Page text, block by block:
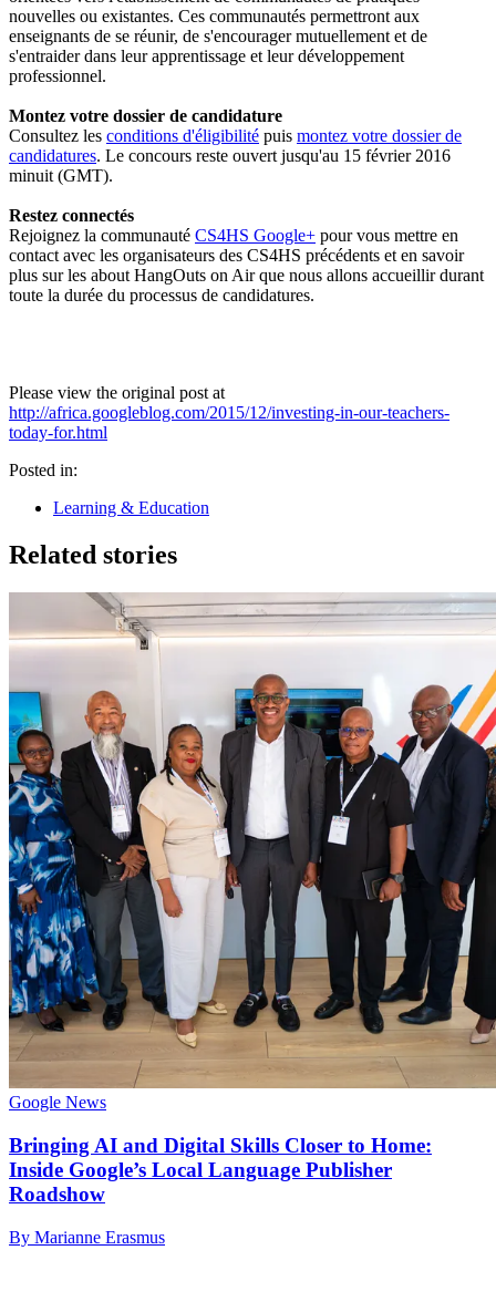
nouvelles ou existantes. Ces communautés permettront aux
enseignants de se réunir, de s'encourager mutuellement et de
s'entraider dans leur apprentissage et leur développement
professionnel.
Montez votre dossier de candidature
Consultez les conditions d'éligibilité puis montez votre dossier de
candidatures. Le concours reste ouvert jusqu'au 15 février 2016
minuit (GMT).
Restez connectés
Rejoignez la communauté CS4HS Google+ pour vous mettre en
contact avec les organisateurs des CS4HS précédents et en savoir
plus sur les about HangOuts on Air que nous allons accueillir durant
toute la durée du processus de candidatures.
Please view the original post at
http://africa.googleblog.com/2015/12/investing-in-our-teachers-
today-for.html
Posted in:
Learning & Education
Related stories
Google News
Bringing AI and Digital Skills Closer to Home:
Inside Google’s Local Language Publisher
Roadshow
By Marianne Erasmus